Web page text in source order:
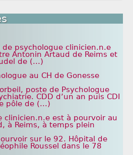
psychologue clinicien.n.e
Antonin Artaud de Reims et
de (...)
au CH de Gonesse
poste de Psychologue
CDD d’un an puis CDI
pôle de (...)
clinicien.n.e est à pourvoir au
à Reims, à temps plein
sur le 92. Hôpital de
Roussel dans le 78